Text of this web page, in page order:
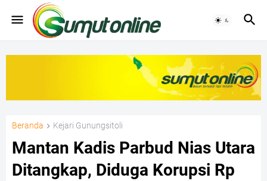
Beranda Kejari Gunungsitoli
Mantan Kadis Parbud Nias Utara
Ditangkap, Diduga Korupsi Rp